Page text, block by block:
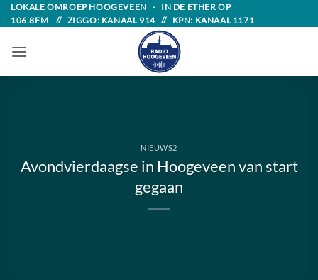
Skip
to
content
LOKALE OMROEP HOOGEVEEN - IN DE ETHER OP
106.8FM // ZIGGO: KANAAL 914 // KPN: KANAAL 1171
NIEUWS2
Avondvierdaagse in Hoogeveen van start
gegaan